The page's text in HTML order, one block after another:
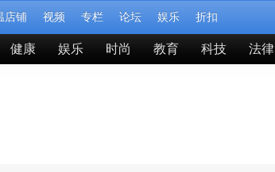
店铺 视频 专栏 论坛 娱乐 折扣
健康 娱乐 时尚 教育 科技 法律